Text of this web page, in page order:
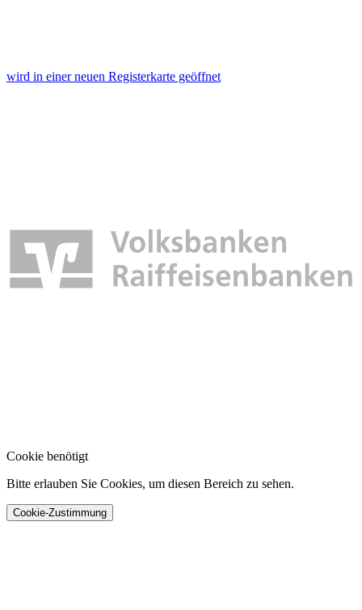
wird in einer neuen Registerkarte geöffnet
Cookie benötigt
Bitte erlauben Sie Cookies, um diesen Bereich zu sehen.
Cookie-Zustimmung